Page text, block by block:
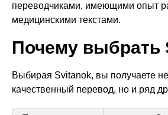
переводчиками, имеющими опыт
медицинскими текстами.
Почему выбрать
Выбирая Svitanok, вы получаете
качественный перевод, но и ряд